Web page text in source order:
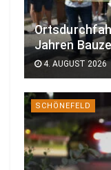
Jahren
4. AUGUST 2026
SCHÖNEFELD